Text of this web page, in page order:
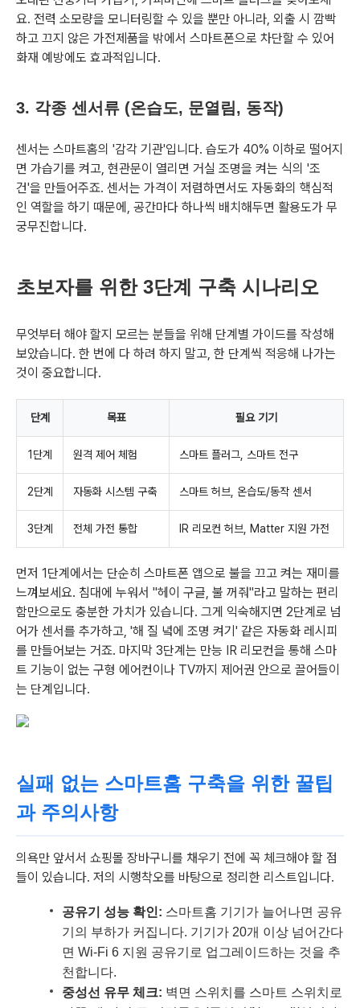
요. 전력 소모량을 모니터링할 수 있을 뿐만 아니라, 외출 시 깜빡
하고 끄지 않은 가전제품을 밖에서 스마트폰으로 차단할 수 있어
화재 예방에도 효과적입니다.
3. 각종 센서류 (온습도, 문열림, 동작)
센서는 스마트홈의 '감각 기관'입니다. 습도가 40% 이하로 떨어지
면 가습기를 켜고, 현관문이 열리면 거실 조명을 켜는 식의 '조
건'을 만들어주죠. 센서는 가격이 저렴하면서도 자동화의 핵심적
인 역할을 하기 때문에, 공간마다 하나씩 배치해두면 활용도가 무
궁무진합니다.
초보자를 위한 3단계 구축 시나리오
무엇부터 해야 할지 모르는 분들을 위해 단계별 가이드를 작성해
보았습니다. 한 번에 다 하려 하지 말고, 한 단계씩 적응해 나가는
것이 중요합니다.
단계 목표 필요 기기
1단계 원격 제어 체험 스마트 플러그, 스마트 전구
2단계 자동화 시스템 구축 스마트 허브, 온습도/동작 센서
3단계 전체 가전 통합 IR 리모컨 허브, Matter 지원 가전
먼저 1단계에서는 단순히 스마트폰 앱으로 불을 끄고 켜는 재미를
느껴보세요. 침대에 누워서 "헤이 구글, 불 꺼줘"라고 말하는 편리
함만으로도 충분한 가치가 있습니다. 그게 익숙해지면 2단계로 넘
어가 센서를 추가하고, '해 질 녘에 조명 켜기' 같은 자동화 레시피
를 만들어보는 거죠. 마지막 3단계는 만능 IR 리모컨을 통해 스마
트 기능이 없는 구형 에어컨이나 TV까지 제어권 안으로 끌어들이
는 단계입니다.
실패 없는 스마트홈 구축을 위한 꿀팁
과 주의사항
의욕만 앞서서 쇼핑몰 장바구니를 채우기 전에 꼭 체크해야 할 점
들이 있습니다. 저의 시행착오를 바탕으로 정리한 리스트입니다.
공유기 성능 확인: 스마트홈 기기가 늘어나면 공유
기의 부하가 커집니다. 기기가 20개 이상 넘어간다
면 Wi-Fi 6 지원 공유기로 업그레이드하는 것을 추
천합니다.
중성선 유무 체크: 벽면 스위치를 스마트 스위치로